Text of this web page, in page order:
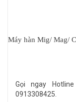
Máy hàn Mig/ Mag/
Gọi ngay
0913308425.